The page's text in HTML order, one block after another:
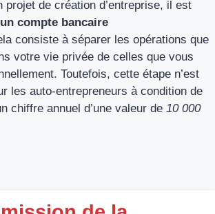
projet de création d’entreprise, il est
un compte bancaire
consiste à séparer les opérations que
votre vie privée de celles que vous
Toutefois, cette étape n’est
les auto-entrepreneurs à condition de
chiffre annuel d’une valeur de 10 000